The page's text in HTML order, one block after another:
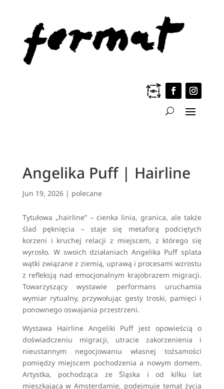
Angelika Puff | Hairline
Jun 19, 2026| polecane
Tytułowa „hairline” – cienka linia, granica, ale także
ślad pęknięcia – staje się metaforą podciętych
korzeni i kruchej relacji z miejscem, z którego się
wyrosło. W swoich działaniach Angelika Puff splata
wątki związane z ziemią, uprawą i procesami wzrostu
z refleksją nad emocjonalnym krajobrazem migracji.
Towarzyszący wystawie performans uruchamia
wymiar rytualny, przywołując gesty troski, pamięci i
ponownego oswajania przestrzeni.
Wystawa Hairline Angeliki Puff jest opowieścią o
doświadczeniu migracji, utracie zakorzenienia i
nieustannym negocjowaniu własnej tożsamości
pomiędzy miejscem pochodzenia a nowym domem.
Artystka, pochodząca ze Śląska i od kilku lat
mieszkająca w Amsterdamie, podejmuje temat życia